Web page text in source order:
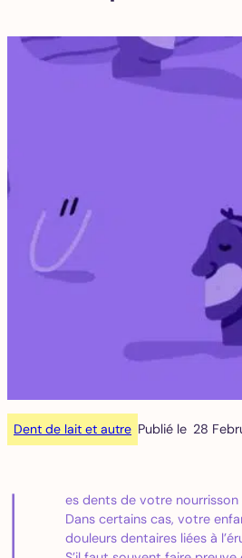
Dent de lait et autre Publié le 28
es dents de votre
Dans certains cas, votre
douleurs dentaires liées à